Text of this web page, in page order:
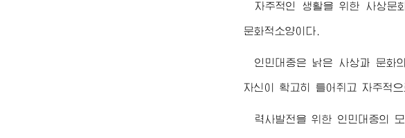
자주적인 생활을 위한 사상문
문화적소양이다.
인민대중은 낡은 사상과 문화
자신이 확고히 틀어쥐고 자주적
력사발전을 위한 인민대중의